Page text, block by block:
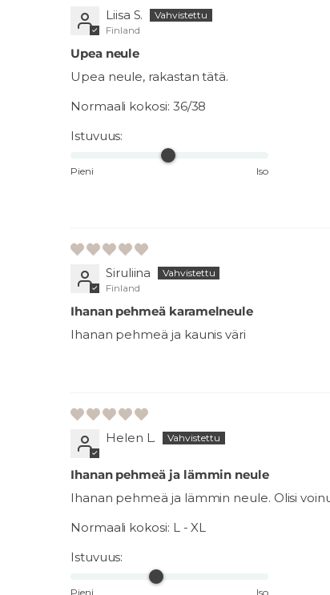
Liisa S.
Finland
Upea neule
Upea neule, rakastan tätä.
Normaali kokosi: 36/38
Istuvuus:
Pieni Iso
Siruliina
Finland
Ihanan pehmeä karamelneule
Ihanan pehmeä ja kaunis väri
Helen L.
Ihanan pehmeä ja lämmin neule
Ihanan pehmeä ja lämmin neule. Olisi
Normaali kokosi: L - XL
Istuvuus:
Pieni Iso